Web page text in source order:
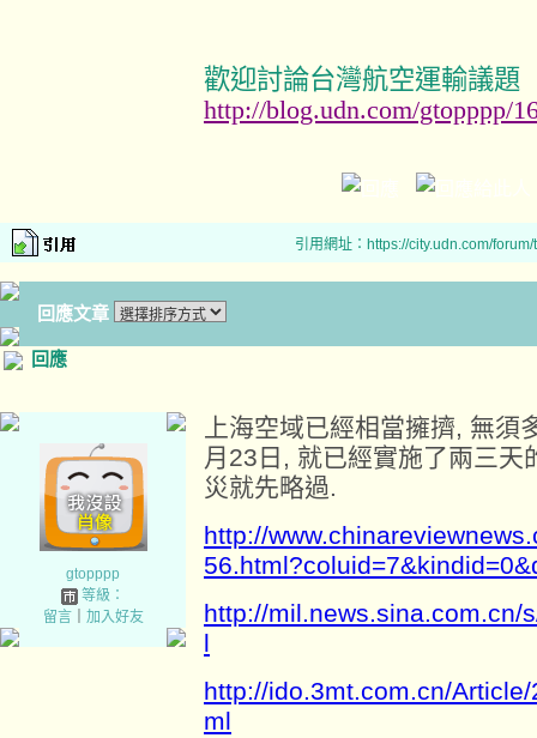
歡迎討論台灣航空運輸議題
http://blog.udn.com/gtopppp/
引用網址：https://city.udn.com/
回應文章
回應
gtopppp
等級：
留言｜ 加入好友
上海空域已經相當擁擠, 無
月23日, 就已經實施了兩三
災就先略過.
http://
http://mil.news.sina.com.cn/
l
http://ido.3mt.com.cn/
ml